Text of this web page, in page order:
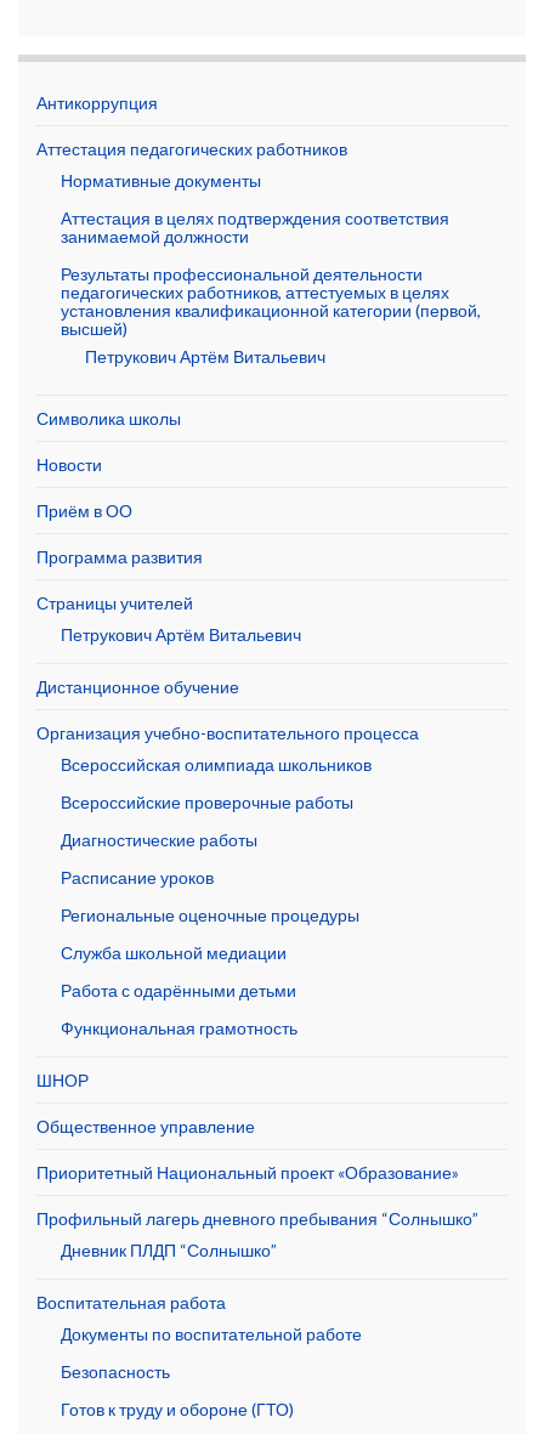
Антикоррупция
Аттестация педагогических работников
Нормативные документы
Аттестация в целях подтверждения соответствия
занимаемой должности
Результаты профессиональной деятельности
педагогических работников, аттестуемых в целях
установления квалификационной категории (первой,
высшей)
Петрукович Артём Витальевич
Символика школы
Новости
Приём в ОО
Программа развития
Страницы учителей
Петрукович Артём Витальевич
Дистанционное обучение
Организация учебно-воспитательного процесса
Всероссийская олимпиада школьников
Всероссийские проверочные работы
Диагностические работы
Расписание уроков
Региональные оценочные процедуры
Служба школьной медиации
Работа с одарёнными детьми
Функциональная грамотность
ШНОР
Общественное управление
Приоритетный Национальный проект «Образование»
Профильный лагерь дневного пребывания “Солнышко”
Дневник ПЛДП “Солнышко”
Воспитательная работа
Документы по воспитательной работе
Безопасность
Готов к труду и обороне (ГТО)